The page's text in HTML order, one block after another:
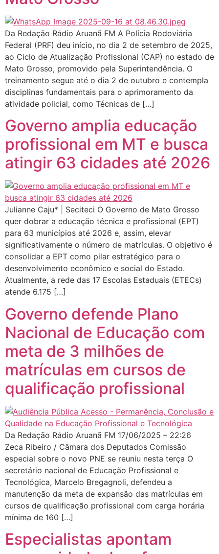
Da Redação Rádio Aruanã FM A Polícia Rodoviária
Federal (PRF) deu início, no dia 2 de setembro de 2025,
ao Ciclo de Atualização Profissional (CAP) no estado de
Mato Grosso, promovido pela Superintendência. O
treinamento segue até o dia 2 de outubro e contempla
disciplinas fundamentais para o aprimoramento da
atividade policial, como Técnicas de […]
Governo amplia educação
profissional em MT e busca
atingir 63 cidades até 2026
Julianne Caju* | Seciteci O Governo de Mato Grosso
quer dobrar a educação técnica e profissional (EPT)
para 63 municípios até 2026 e, assim, elevar
significativamente o número de matrículas. O objetivo é
consolidar a EPT como pilar estratégico para o
desenvolvimento econômico e social do Estado.
Atualmente, a rede das 17 Escolas Estaduais (ETECs)
atende 6.175 […]
Governo defende Plano
Nacional de Educação com
meta de 3 milhões de
matrículas em cursos de
qualificação profissional
Da Redação Rádio Aruanã FM 17/06/2025 – 22:26
Zeca Ribeiro / Câmara dos Deputados Comissão
especial sobre o novo PNE se reuniu nesta terça O
secretário nacional de Educação Profissional e
Tecnológica, Marcelo Bregagnoli, defendeu a
manutenção da meta de expansão das matrículas em
cursos de qualificação profissional com carga horária
mínima de 160 […]
Especialistas apontam